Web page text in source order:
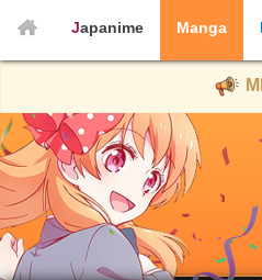
Japanime Manga